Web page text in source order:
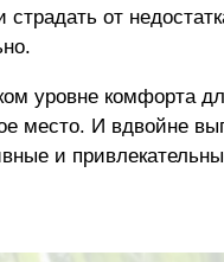
от
уровне комфорта
место. И вдвойне
и